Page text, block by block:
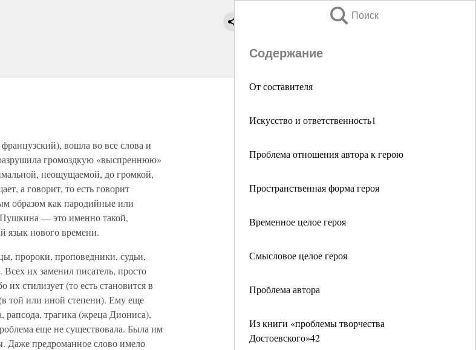
Поиск
Содержание
От составителя
Искусство и ответственность1
Проблема отношения автора к герою
Пространственная форма героя
Временное целое героя
Смысловое целое героя
Проблема автора
Из книги «проблемы творчества
Достоевского»42
вошла во все слова и
громоздкую «выспреннюю»
неощущаемой, до громкой,
а говорит, то есть говорит
образом как пародийные или
— это именно такой,
язык нового времени.
пророки, проповедники, судьи,
их заменил писатель, просто
стилизует (то есть становится в
той или иной степени). Ему еще
рапсода, трагика (жреца Диониса),
еще не существовала. Была им
Даже предроманное слово имело